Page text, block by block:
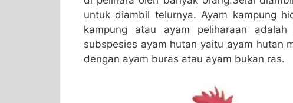
untuk diambil telurnya. Ayam kampung
kampung atau ayam peliharaan
subspesies ayam hutan yaitu ayam hutan
dengan ayam buras atau ayam bukan ras.